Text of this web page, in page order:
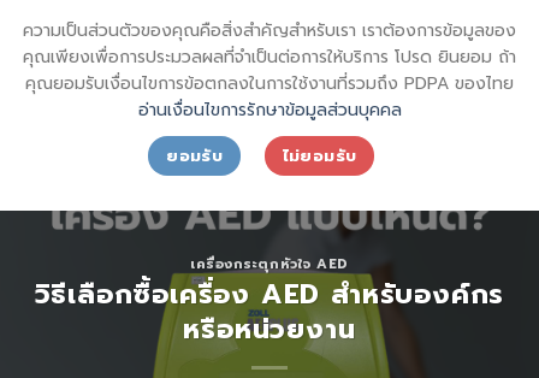
sql_sktsecurity_
ความเป็นส่วนตัวของคุณคือสิ่งสำคัญสำหรับเรา เราต้องการข้อมูลของ
คุณเพียงเพื่อการประมวลผลที่จำเป็นต่อการให้บริการ โปรด ยินยอม ถ้า
คุณยอมรับเงื่อนไขการข้อตกลงในการใช้งานที่รวมถึง PDPA ของไทย
อ่านเงื่อนไขการรักษาข้อมูลส่วนบุคคล
ยอมรับ
ไม่ยอมรับ
to
content
SECURITY SHIN KONG (THAI) INTERNATIONAL CO.,LTD.
เครื่องกระตุกหัวใจ AED
วิธีเลือกซื้อเครื่อง AED สำหรับองค์กร
หรือหน่วยงาน